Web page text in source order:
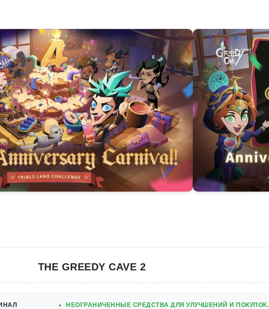
THE GREEDY CAVE 2
НЕОГРАНИЧЕННЫЕ СРЕДСТВА ДЛЯ УЛУЧШЕНИЙ И ПОКУПОК.